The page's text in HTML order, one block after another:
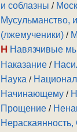
и соблазны /
Мусульманство,
(лжемученики) /
Н Навязчивые
Наказание /
Наука /
Начинающему /
Прощение /